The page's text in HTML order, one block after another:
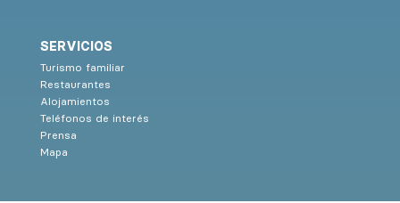
SERVICIOS
Turismo familiar
Restaurantes
Alojamientos
Teléfonos de interés
Prensa
Mapa